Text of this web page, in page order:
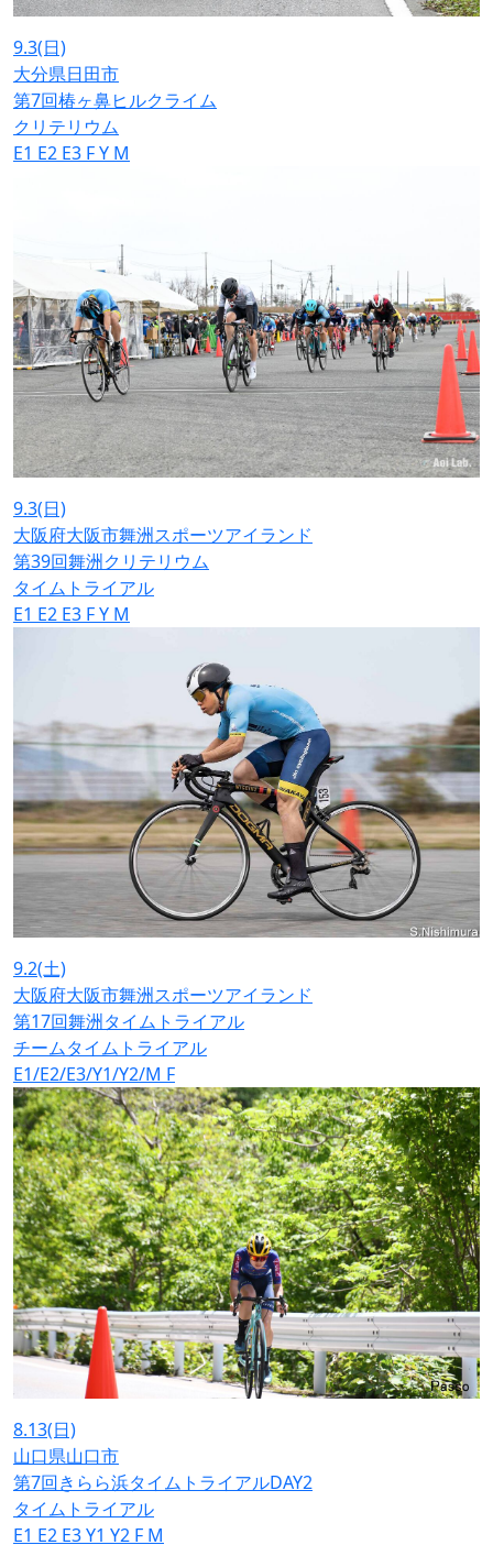
9.3(日)
大分県日田市
第7回椿ヶ鼻ヒルクライム
クリテリウム
E1 E2 E3 FY M
9.3(日)
大阪府大阪市舞洲スポーツアイランド
第39回舞洲クリテリウム
タイムトライアル
E1 E2 E3 FY M
9.2(土)
大阪府大阪市舞洲スポーツアイランド
第17回舞洲タイムトライアル
チームタイムトライアル
E1/E2/E3/Y1/Y2/M F
8.13(日)
山口県山口市
第7回きらら浜タイムトライアルDAY2
タイムトライアル
E1 E2 E3Y1 Y2 F M